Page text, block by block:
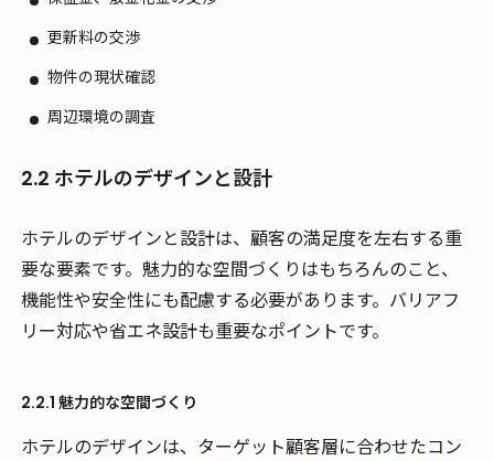
更新料の交渉
物件の現状確認
周辺環境の調査
2.2 ホテルのデザインと設計
ホテルのデザインと設計は、顧客の満足度を左右する重
要な要素です。魅力的な空間づくりはもちろんのこと、
機能性や安全性にも配慮する必要があります。バリアフ
リー対応や省エネ設計も重要なポイントです。
2.2.1 魅力的な空間づくり
ホテルのデザインは、ターゲット顧客層に合わせたコン